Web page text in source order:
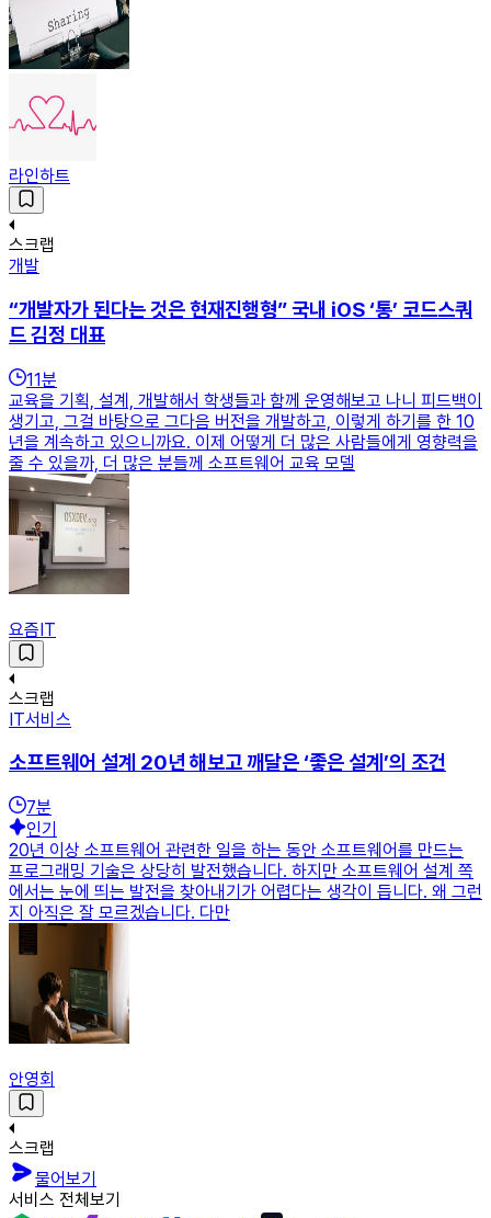
라인하트
스크랩
개발
“개발자가 된다는 것은 현재진행형” 국내 iOS ‘통’ 코드스쿼
드 김정 대표
11분
교육을 기획, 설계, 개발해서 학생들과 함께 운영해보고 나니 피드백이
생기고, 그걸 바탕으로 그다음 버전을 개발하고, 이렇게 하기를 한 10
년을 계속하고 있으니까요. 이제 어떻게 더 많은 사람들에게 영향력을
줄 수 있을까, 더 많은 분들께 소프트웨어 교육 모델
요즘IT
스크랩
IT서비스
소프트웨어 설계 20년 해보고 깨달은 ‘좋은 설계’의 조건
7분
인기
20년 이상 소프트웨어 관련한 일을 하는 동안 소프트웨어를 만드는
프로그래밍 기술은 상당히 발전했습니다. 하지만 소프트웨어 설계 쪽
에서는 눈에 띄는 발전을 찾아내기가 어렵다는 생각이 듭니다. 왜 그런
지 아직은 잘 모르겠습니다. 다만
안영회
스크랩
물어보기
서비스 전체보기